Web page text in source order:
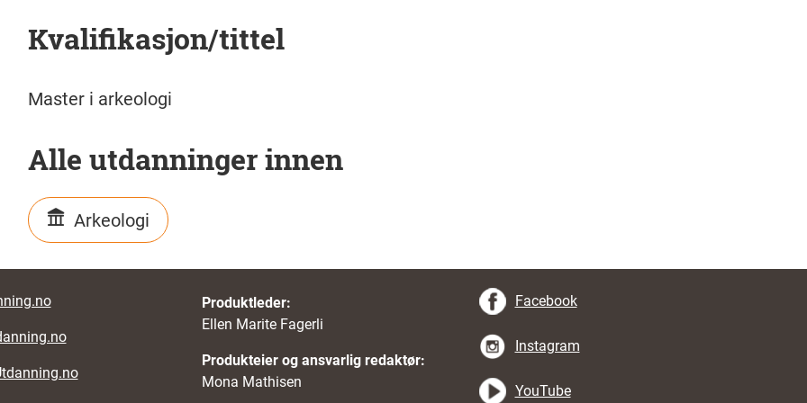
Kvalifikasjon/tittel
Master i arkeologi
Alle utdanninger innen
Arkeologi
links
Produktleder:
Ellen Marite Fagerli
Produkteier og ansvarlig redaktør:
Mona Mathisen
Facebook
Instagram
YouTube